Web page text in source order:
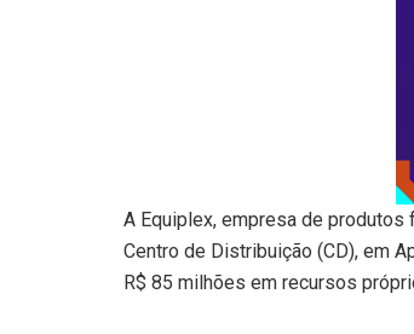
A Equiplex, empresa de produtos
Centro de Distribuição (CD), em
R$ 85 milhões em recursos